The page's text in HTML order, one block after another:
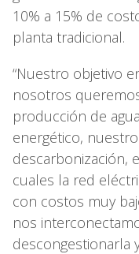
10% a 15% de
planta tradicional.
“Nuestro objetivo
nosotros
producción de
energético,
descarbonización,
cuales la red
con costos muy
nos
descongestionarla